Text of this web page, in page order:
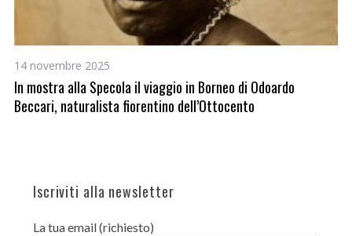
14 novembre 2025
In mostra alla Specola il viaggio in Borneo di Odoardo
Beccari, naturalista fiorentino dell’Ottocento
Iscriviti alla newsletter
La tua email (richiesto)